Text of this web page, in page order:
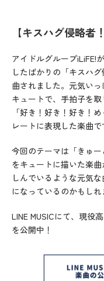
【キスハグ侵略者
アイドルグループiLiFE!
したばかりの「キスハ
曲されました。元気い
キュートで、手拍子を取
「好き！好き！好き！
レートに表現した楽曲で
今回のテーマは「きゅ
をキュートに描いた楽
しんでいるような元気
になっているのかもしれ
LINE MUSICにて、現役
を公開中！